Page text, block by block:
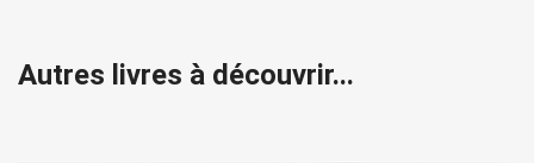
Autres livres à découvrir...